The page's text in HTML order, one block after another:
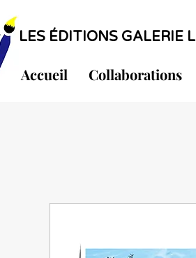
LES ÉDITIONS GALERIE
Accueil Collaborations